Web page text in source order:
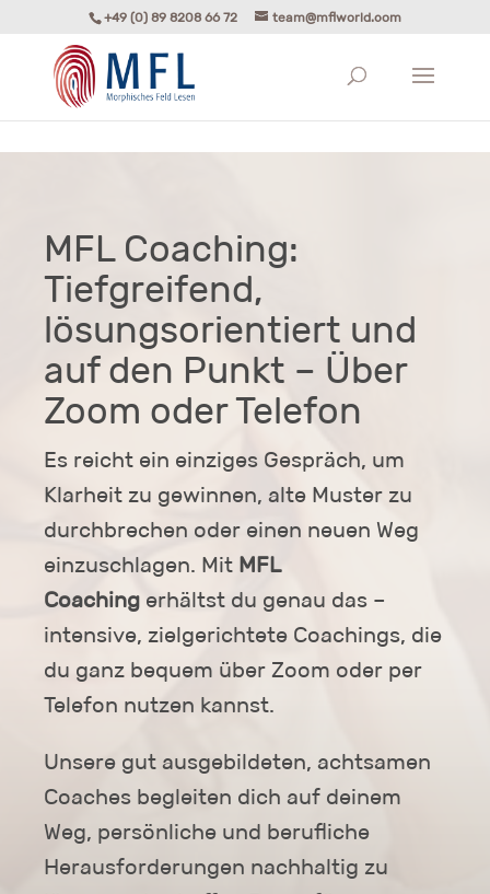
+49 (0) 89 8208 66 72 team@mflworld.com
MFL Coaching:
Tiefgreifend,
lösungsorientiert und
auf den Punkt – Über
Zoom oder Telefon
Es reicht ein einziges Gespräch, um
Klarheit zu gewinnen, alte Muster zu
durchbrechen oder einen neuen Weg
einzuschlagen. Mit MFL
Coaching erhältst du genau das –
intensive, zielgerichtete Coachings, die
du ganz bequem über Zoom oder per
Telefon nutzen kannst.
Unsere gut ausgebildeten, achtsamen
Coaches begleiten dich auf deinem
Weg, persönliche und berufliche
Herausforderungen nachhaltig zu